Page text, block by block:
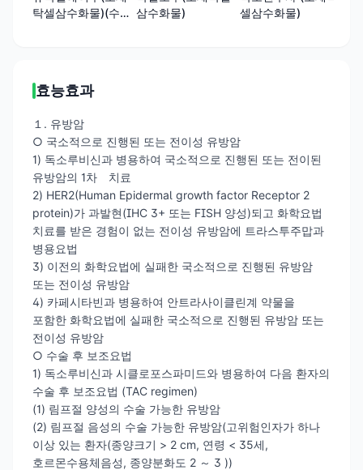
탁셀삼수화물)(수출 삼수화물)
셀삼수화물)
효능효과
１. 유방암
○ 국소적으로 진행된 또는 전이성 유방암
1) 독소루비신과 병용하여 국소적으로 진행된 또는 전이된
유방암의 1차 치료
2) HER2(Human Epidermal growth factor Receptor 2
protein)가 과발현(IHC 3+ 또는 FISH 양성)되고 화학요법
치료를 받은 경험이 없는 전이성 유방암에 트라스투주맙과
병용요법
3) 이전의 화학요법에 실패한 국소적으로 진행된 유방암
또는 전이성 유방암
4) 카페시타빈과 병용하여 안트라사이클린계 약물을
포함한 화학요법에 실패한 국소적으로 진행된 유방암 또는
전이성 유방암
○ 수술 후 보조요법
1) 독소루비신과 시클로포스파미드와 병용하여 다음 환자의
수술 후 보조요법 (TAC regimen)
(1) 림프절 양성의 수술 가능한 유방암
(2) 림프절 음성의 수술 가능한 유방암(고위험인자가 하나
이상 있는 환자(종양크기 > 2 cm, 연령 < 35세,
호르몬수용체음성, 종양분화도 2 ～ 3 ))